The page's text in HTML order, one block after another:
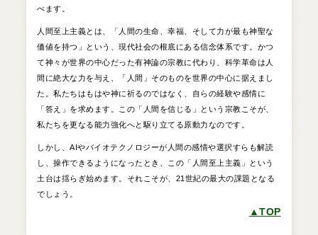
べます。
人間至上主義とは、「人間の生命、幸福、そして力が最も神聖な
価値を持つ」という、現代社会の根底にある信念体系です。かつ
て神々が世界の中心だった有神論の宗教に代わり、科学革命は人
間に絶大な力を与え、「人間」そのものを世界の中心に据えまし
た。私たちはもはや神に祈るのではなく、自らの経験や感情に
「答え」を求めます。この「人間を信じる」という宗教こそが、
私たちを更なる能力強化へと駆り立てる原動力なのです。
しかし、AIやバイオテクノロジーが人間の感情や選択すらも解読
し、操作できるようになったとき、この「人間至上主義」という
土台は揺らぎ始めます。それこそが、21世紀の最大の課題となる
でしょう。
▲TOP